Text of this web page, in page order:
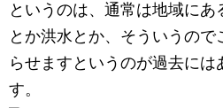
というのは、通常は地域に
とか洪水とか、そういうので
らせますというのが過去には
す。